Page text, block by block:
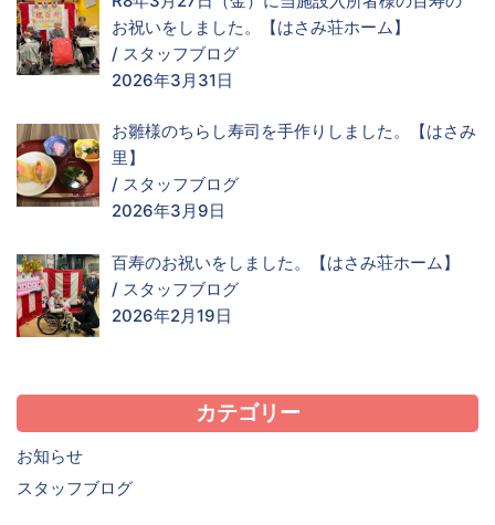
お祝いをしました。【はさみ荘ホーム】
/ スタッフブログ
2026年3月31日
お雛様のちらし寿司を手作りしました。【はさみ
里】
/ スタッフブログ
2026年3月9日
百寿のお祝いをしました。【はさみ荘ホーム】
/ スタッフブログ
2026年2月19日
カテゴリー
お知らせ
スタッフブログ